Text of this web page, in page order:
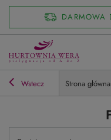
DARMOWA
Wstecz Strona główna